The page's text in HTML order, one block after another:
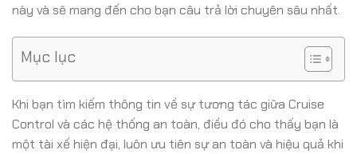
này và sẽ mang đến cho bạn câu trả lời chuyên sâu nhất.
Mục lục
Khi bạn tìm kiếm thông tin về sự tương tác giữa Cruise
Control và các hệ thống an toàn, điều đó cho thấy bạn là
một tài xế hiện đại, luôn ưu tiên sự an toàn và hiệu quả khi